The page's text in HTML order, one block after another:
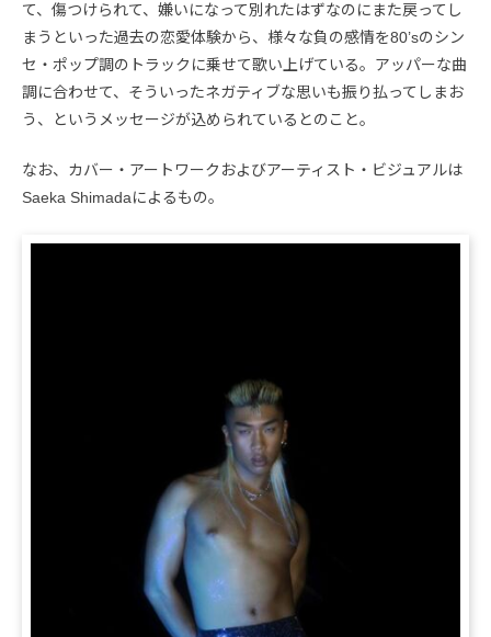
て、傷つけられて、嫌いになって別れたはずなのにまた戻ってし
まうといった過去の恋愛体験から、様々な負の感情を80’sのシン
セ・ポップ調のトラックに乗せて歌い上げている。アッパーな曲
調に合わせて、そういったネガティブな思いも振り払ってしまお
う、というメッセージが込められているとのこと。
なお、カバー・アートワークおよびアーティスト・ビジュアルは
Saeka Shimadaによるもの。